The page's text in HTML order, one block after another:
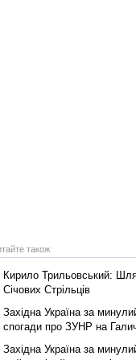
також
Кирило Трильовський:
Січових Стрільців
Західна Україна за
спогади про ЗУНР на
Західна Україна за